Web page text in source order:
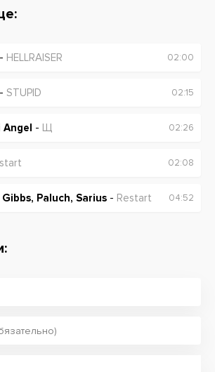
- HELLRAISER 02:00
- STUPID 02:15
Angel - Щ 02:26
02:08
Paluch, Sarius - Restart 04:52